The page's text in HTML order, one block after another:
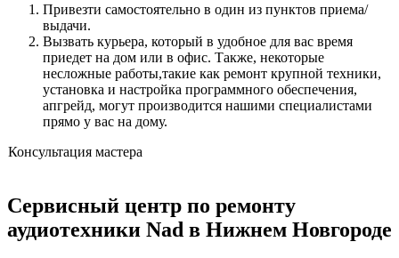
Привезти самостоятельно в один из пунктов приема/
выдачи.
Вызвать курьера, который в удобное для вас время
приедет на дом или в офис. Также, некоторые
несложные работы,такие как ремонт крупной техники,
установка и настройка программного обеспечения,
апгрейд, могут производится нашими специалистами
прямо у вас на дому.
Консультация мастера
Сервисный центр по ремонту
аудиотехники Nad в Нижнем Новгороде